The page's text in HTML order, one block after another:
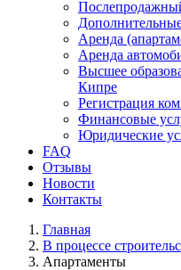
Аренда
Аренда
Высшее
Кипре
Регистрация
Финансовые
Юридические
FAQ
Отзывы
Новости
Контакты
Главная
В процессе
Апартаменты